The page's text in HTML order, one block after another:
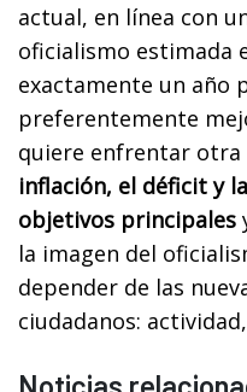
actual, en línea con
oficialismo estimada
exactamente un año
preferentemente
quiere enfrentar otra
inflación, el déficit y
objetivos principales
la imagen del
depender de las
ciudadanos:
Noticias